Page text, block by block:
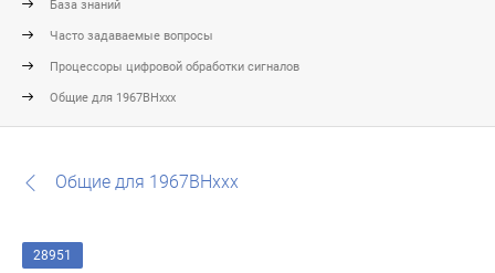
База знаний
Часто задаваемые вопросы
Процессоры цифровой обработки сигналов
Общие для 1967ВНххх
Общие для 1967ВНххх
28951